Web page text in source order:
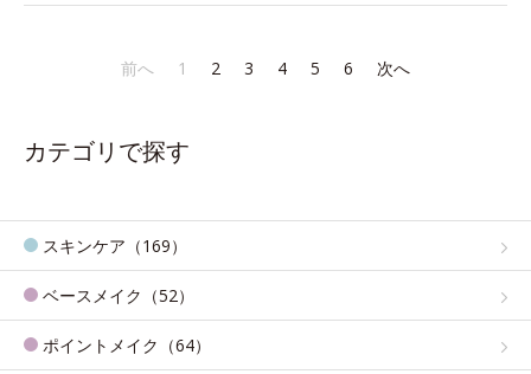
前へ 1 2 3 4 5 6 次へ
カテゴリで探す
スキンケア（169）
ベースメイク（52）
ポイントメイク（64）